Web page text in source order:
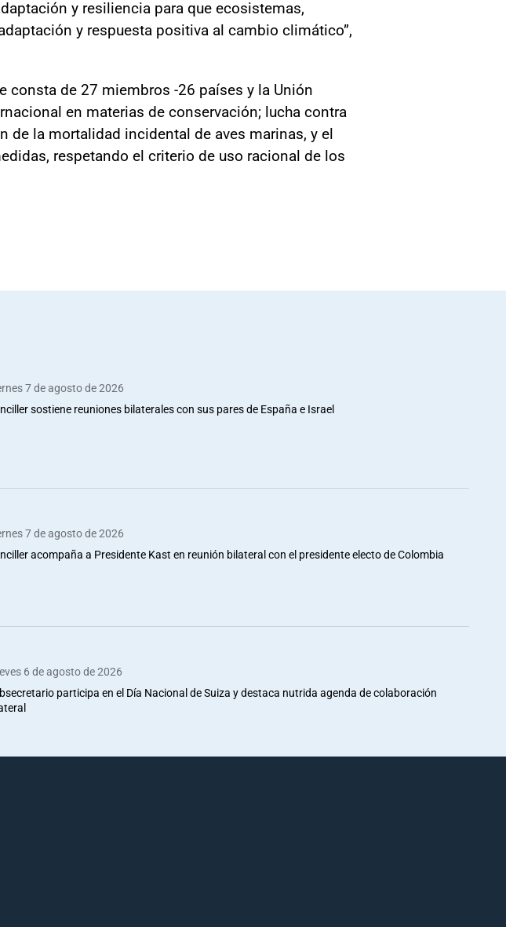
y resiliencia para que ecosistemas,
y respuesta positiva al cambio climático”,
consta de 27 miembros -26 países y la Unión
en materias de conservación; lucha contra
de la mortalidad incidental de aves marinas, y el
respetando el criterio de uso racional de los
7 de agosto de 2026
sostiene reuniones bilaterales con sus pares de España e Israel
7 de agosto de 2026
acompaña a Presidente Kast en reunión bilateral con el presidente electo de Colombia
6 de agosto de 2026
participa en el Día Nacional de Suiza y destaca nutrida agenda de colaboración